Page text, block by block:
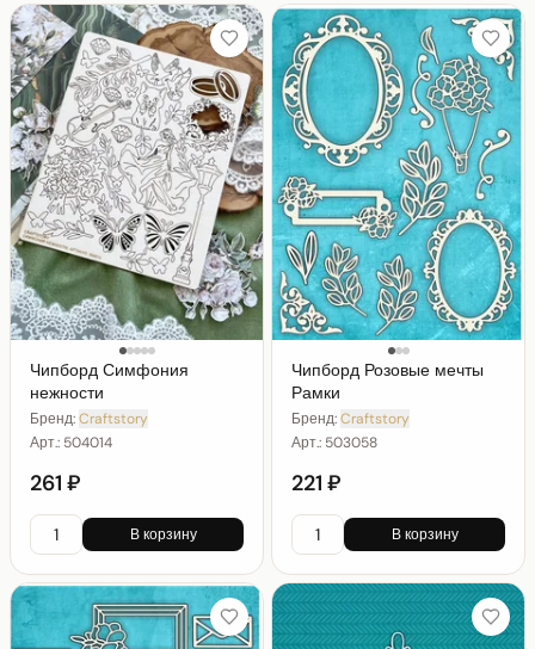
Чипборд Симфония
нежности
Бренд:Craftstory
Арт.: 504014
261 ₽
В корзину
Чипборд Розовые мечты
Рамки
Бренд:Craftstory
Арт.: 503058
221 ₽
В корзину